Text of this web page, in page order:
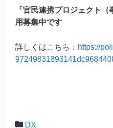
「官民連携プロジェクト
用募集中です
詳しくはこちら： https://
DX